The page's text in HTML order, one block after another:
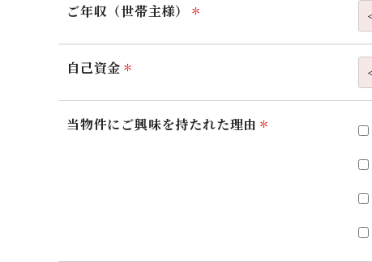
ご年収（世帯主様）
自己資金
当物件にご興味を持たれた理由